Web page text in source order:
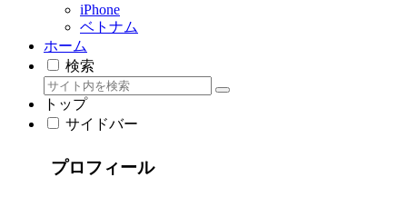
iPhone
ベトナム
ホーム
検索
トップ
サイドバー
プロフィール